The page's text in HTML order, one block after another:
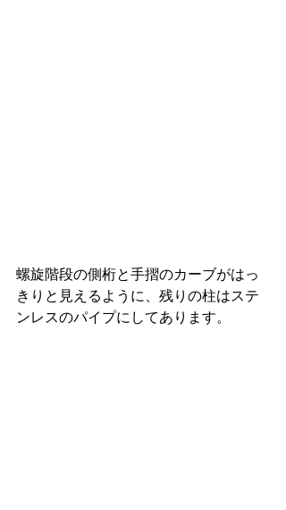
螺旋階段の側桁と手摺のカーブがはっ
きりと見えるように、残りの柱はステ
ンレスのパイプにしてあります。